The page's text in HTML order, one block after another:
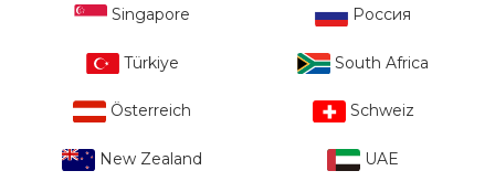
Singapore Россия
Türkiye South Africa
Österreich Schweiz
New Zealand UAE